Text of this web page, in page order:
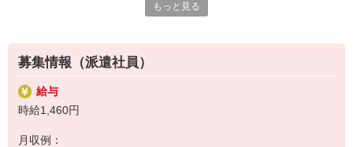
もっと見る
募集情報（派遣社員）
給与
時給1,460円
月収例：